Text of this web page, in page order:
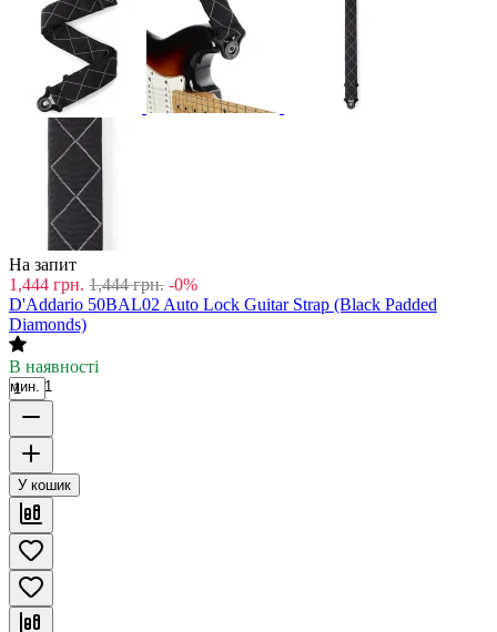
На запит
1,444 грн. 1,444 грн. -0%
D'Addario 50BAL02 Auto Lock Guitar Strap (Black Padded
Diamonds)
В наявності
мин. 1
У кошик